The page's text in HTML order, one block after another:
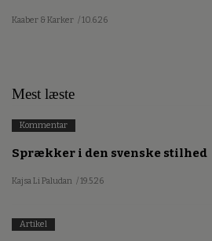
Kaaber & Karker / 10.6.26
Mest læste
Kommentar
Sprækker i den svenske stilhed
Kajsa Li Paludan / 19.5.26
Artikel